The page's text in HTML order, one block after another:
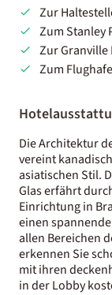
Zur
Zum Stanley
Zur Granville
Zum
Die Architektur
vereint
asiatischen Stil.
Glas erfährt
Einrichtung in
einen
allen Bereichen
erkennen Sie
mit ihren
in der Lobby